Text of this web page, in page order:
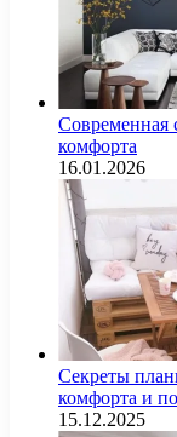
Современная
комфорта
16.01.2026
Секреты
комфорта и
15.12.2025